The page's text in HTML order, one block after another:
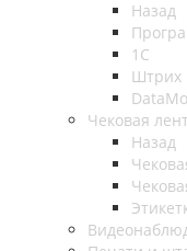
Назад
1С
Штрих
Чековая
Назад